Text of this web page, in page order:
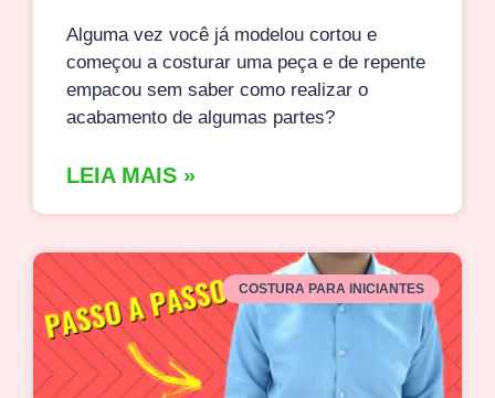
Alguma vez você já modelou cortou e
começou a costurar uma peça e de repente
empacou sem saber como realizar o
acabamento de algumas partes?
LEIA MAIS »
COSTURA PARA INICIANTES